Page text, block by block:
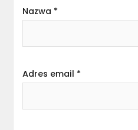
Nazwa *
Adres email *